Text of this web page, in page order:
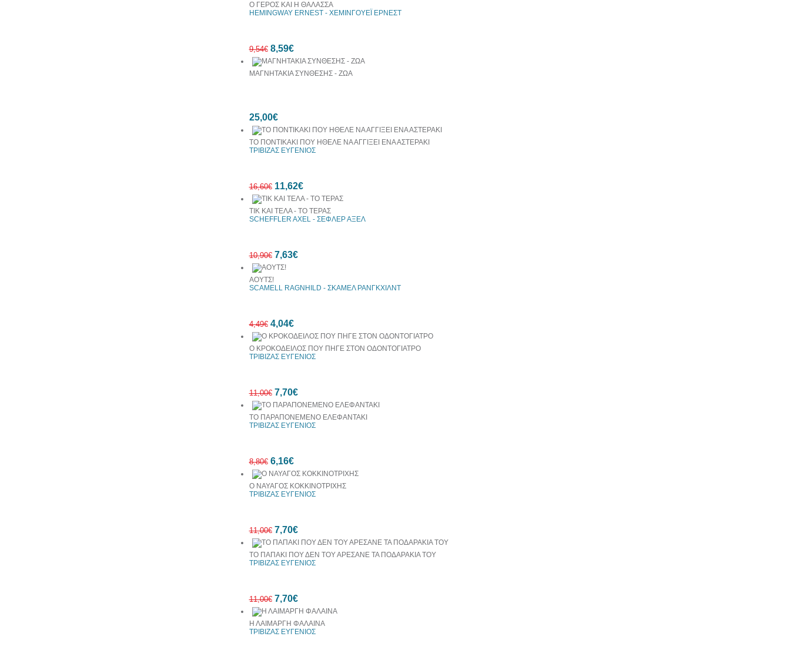
Ο ΓΕΡΟΣ ΚΑΙ Η ΘΑΛΑΣΣΑ
HEMINGWAY ERNEST - ΧΕΜΙΝΓΟΥΕΪ ΕΡΝΕΣΤ
9,54€ 8,59€
ΜΑΓΝΗΤΑΚΙΑ ΣΥΝΘΕΣΗΣ - ΖΩΑ
25,00€
ΤΟ ΠΟΝΤΙΚΑΚΙ ΠΟΥ ΗΘΕΛΕ ΝΑ ΑΓΓΙΞΕΙ ΕΝΑ ΑΣΤΕΡΑΚΙ
ΤΡΙΒΙΖΑΣ ΕΥΓΕΝΙΟΣ
16,60€ 11,62€
ΤΙΚ ΚΑΙ ΤΕΛΑ - ΤΟ ΤΕΡΑΣ
SCHEFFLER AXEL - ΣΕΦΛΕΡ ΑΞΕΛ
10,90€ 7,63€
ΑΟΥΤΣ!
SCAMELL RAGNHILD - ΣΚΑΜΕΛ ΡΑΝΓΚΧΙΛΝΤ
4,49€ 4,04€
Ο ΚΡΟΚΟΔΕΙΛΟΣ ΠΟΥ ΠΗΓΕ ΣΤΟΝ ΟΔΟΝΤΟΓΙΑΤΡΟ
ΤΡΙΒΙΖΑΣ ΕΥΓΕΝΙΟΣ
11,00€ 7,70€
ΤΟ ΠΑΡΑΠΟΝΕΜΕΝΟ ΕΛΕΦΑΝΤΑΚΙ
ΤΡΙΒΙΖΑΣ ΕΥΓΕΝΙΟΣ
8,80€ 6,16€
Ο ΝΑΥΑΓΟΣ ΚΟΚΚΙΝΟΤΡΙΧΗΣ
ΤΡΙΒΙΖΑΣ ΕΥΓΕΝΙΟΣ
11,00€ 7,70€
ΤΟ ΠΑΠΑΚΙ ΠΟΥ ΔΕΝ ΤΟΥ ΑΡΕΣΑΝΕ ΤΑ ΠΟΔΑΡΑΚΙΑ ΤΟΥ
ΤΡΙΒΙΖΑΣ ΕΥΓΕΝΙΟΣ
11,00€ 7,70€
Η ΛΑΙΜΑΡΓΗ ΦΑΛΑΙΝΑ
ΤΡΙΒΙΖΑΣ ΕΥΓΕΝΙΟΣ